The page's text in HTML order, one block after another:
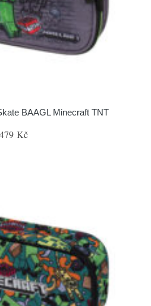
BAAGL Minecraft TNT
479 Kč